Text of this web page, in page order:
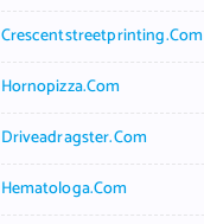
Crescentstreetprinting.com
Hornopizza.com
Driveadragster.com
Hematologa.com